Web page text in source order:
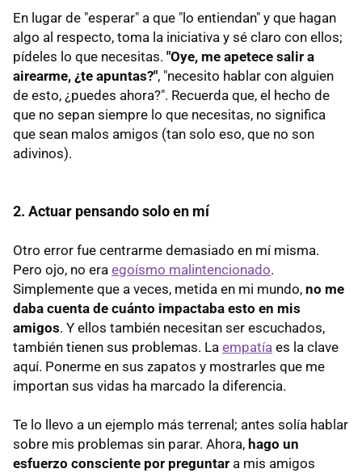
En lugar de "esperar" a que "lo entiendan" y que hagan
algo al respecto, toma la iniciativa y sé claro con ellos;
pídeles lo que necesitas. "Oye, me apetece salir a
airearme, ¿te apuntas?", "necesito hablar con alguien
de esto, ¿puedes ahora?". Recuerda que, el hecho de
que no sepan siempre lo que necesitas, no significa
que sean malos amigos (tan solo eso, que no son
adivinos).
2. Actuar pensando solo en mí
Otro error fue centrarme demasiado en mí misma.
Pero ojo, no era egoísmo malintencionado.
Simplemente que a veces, metida en mi mundo, no me
daba cuenta de cuánto impactaba esto en mis
amigos. Y ellos también necesitan ser escuchados,
también tienen sus problemas. La empatía es la clave
aquí. Ponerme en sus zapatos y mostrarles que me
importan sus vidas ha marcado la diferencia.
Te lo llevo a un ejemplo más terrenal; antes solía hablar
sobre mis problemas sin parar. Ahora, hago un
esfuerzo consciente por preguntar a mis amigos